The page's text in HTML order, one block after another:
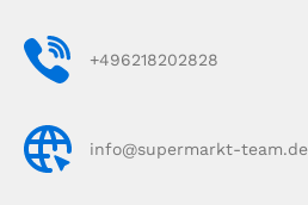
+496218202828
info@supermarkt-team.de